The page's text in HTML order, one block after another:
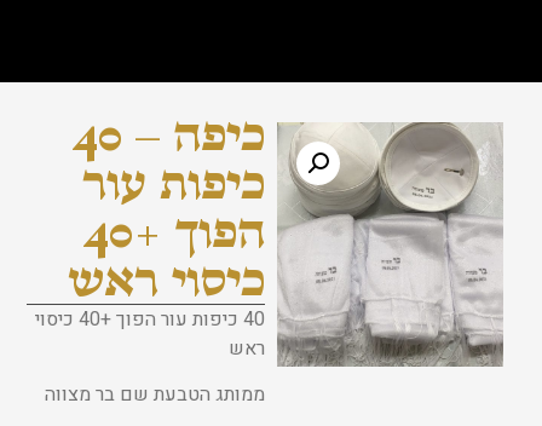
כיפה – 40
כיפות עור
הפוך +40
כיסוי ראש
40 כיפות עור הפוך +40 כיסוי
ראש
ממותג הטבעת שם בר מצווה